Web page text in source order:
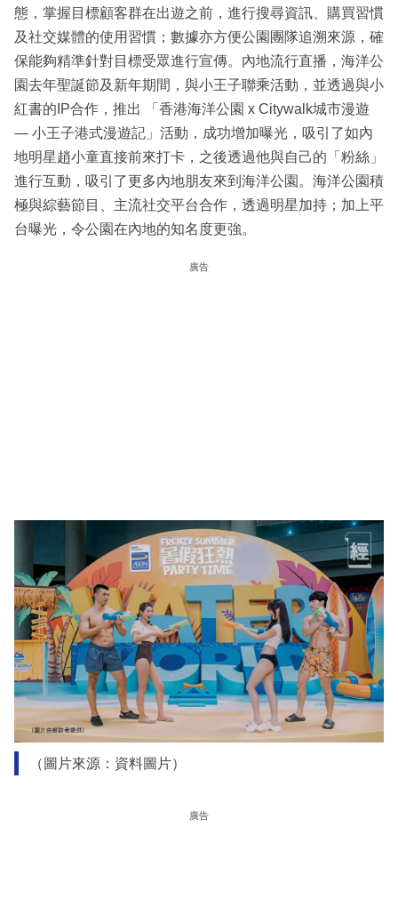
態，掌握目標顧客群在出遊之前，進行搜尋資訊、購買習慣
及社交媒體的使用習慣；數據亦方便公園團隊追溯來源，確
保能夠精準針對目標受眾進行宣傳。內地流行直播，海洋公
園去年聖誕節及新年期間，與小王子聯乘活動，並透過與小
紅書的IP合作，推出 「香港海洋公園 x Citywalk城市漫遊
— 小王子港式漫遊記」活動，成功增加曝光，吸引了如內
地明星趙小童直接前來打卡，之後透過他與自己的「粉絲」
進行互動，吸引了更多內地朋友來到海洋公園。海洋公園積
極與綜藝節目、主流社交平台合作，透過明星加持；加上平
台曝光，令公園在內地的知名度更強。
廣告
（圖片來源：資料圖片）
廣告